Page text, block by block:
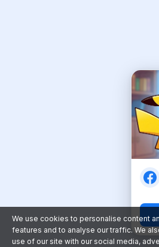
We use cookies to personalise content
features and to analyse our traffic. We
use of our site with our social media,